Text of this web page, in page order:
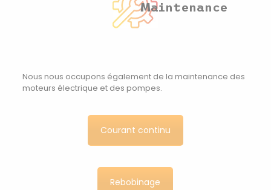
Maintenance
Nous nous occupons également de la maintenance des
moteurs électrique et des pompes.
Courant continu
Rebobinage